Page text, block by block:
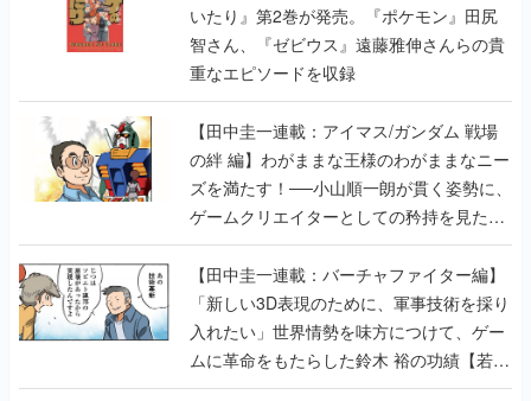
いたり』第2巻が発売。『ポケモン』田尻
智さん、『ゼビウス』遠藤雅伸さんらの貴
重なエピソードを収録
【田中圭一連載：アイマス/ガンダム 戦場
の絆 編】わがままな王様のわがままなニー
ズを満たす！──小山順一朗が貫く姿勢に、
ゲームクリエイターとしての矜持を見た
【若ゲのいたり最終回】
【田中圭一連載：バーチャファイター編】
「新しい3D表現のために、軍事技術を採り
入れたい」世界情勢を味方につけて、ゲー
ムに革命をもたらした鈴木 裕の功績【若ゲ
のいたり】